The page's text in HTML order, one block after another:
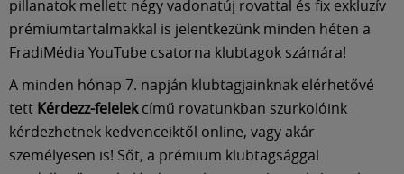
pillanatok mellett négy vadonatúj rovattal és fix exkluzív
prémiumtartalmakkal is jelentkezünk minden héten a
FradiMédia YouTube csatorna klubtagok számára!
A minden hónap 7. napján klubtagjainknak elérhetővé
tett Kérdezz-felelekcímű rovatunkban szurkolóink
kérdezhetnek kedvenceiktől online, vagy akár
személyesen is! Sőt, a prémium klubtagsággal